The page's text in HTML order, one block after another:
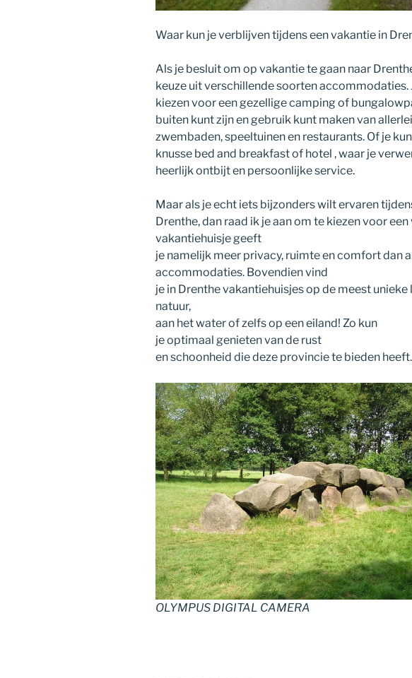
Waar kun je verblijven tijdens een vakantie in
Als je besluit om op vakantie te gaan naar
keuze uit verschillende soorten
kiezen voor een gezellige camping of
buiten kunt zijn en gebruik kunt maken van
zwembaden, speeltuinen en restaurants. Of je
knusse bed and breakfast of hotel , waar je
heerlijk ontbijt en persoonlijke service.
Maar als je echt iets bijzonders wilt ervaren
Drenthe, dan raad ik je aan om te kiezen voor
vakantiehuisje geeft
je namelijk meer privacy, ruimte en comfort dan
accommodaties. Bovendien vind
je in Drenthe vakantiehuisjes op de meest
natuur,
aan het water of zelfs op een eiland! Zo kun
je optimaal genieten van de rust
en schoonheid die deze provincie te bieden heeft.
OLYMPUS DIGITAL CAMERA